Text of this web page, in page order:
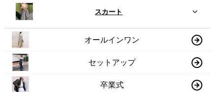
スカート
オールインワン
セットアップ
卒業式